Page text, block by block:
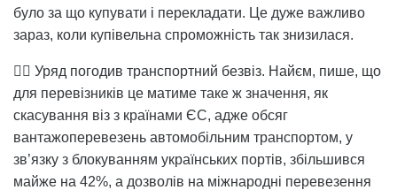
було за що купувати і перекладати. Це дуже важливо
зараз, коли купівельна спроможність так знизилася.
👉🏻 Уряд погодив транспортний безвіз. Найєм, пише, що
для перевізників це матиме таке ж значення, як
скасування віз з країнами ЄС, адже обсяг
вантажоперевезень автомобільним транспортом, у
зв’язку з блокуванням українських портів, збільшився
майже на 42%, а дозволів на міжнародні перевезення